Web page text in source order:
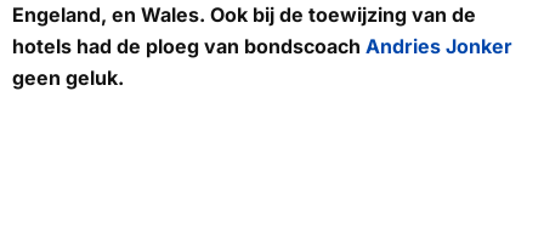
Engeland, en Wales. Ook bij de toewijzing van de
hotels had de ploeg van bondscoach Andries Jonker
geen geluk.